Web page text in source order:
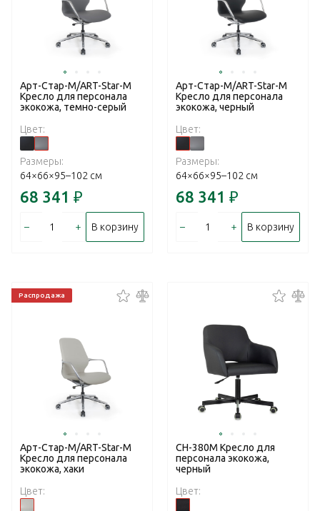
Арт-Стар-М/ART-Star-M
Кресло для персонала
экокожа, темно-серый
Цвет:
Размеры:
64×66×95–102 см
68 341 ₽
– + В корзину
Арт-Стар-М/ART-Star-M
Кресло для персонала
экокожа, черный
Цвет:
Размеры:
64×66×95–102 см
68 341 ₽
– + В корзину
Распродажа
Арт-Стар-М/ART-Star-M
Кресло для персонала
экокожа, хаки
Цвет:
CH-380M Кресло для
персонала экокожа,
черный
Цвет: